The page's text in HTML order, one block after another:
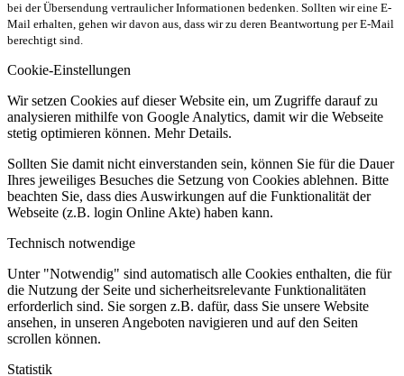
bei der Übersendung vertraulicher Informationen bedenken. Sollten wir eine E-
Mail erhalten, gehen wir davon aus, dass wir zu deren Beantwortung per E-Mail
berechtigt sind.
Cookie-Einstellungen
Wir setzen Cookies auf dieser Website ein, um Zugriffe darauf zu
analysieren mithilfe von Google Analytics, damit wir die Webseite
stetig optimieren können. Mehr Details.
Sollten Sie damit nicht einverstanden sein, können Sie für die Dauer
Ihres jeweiliges Besuches die Setzung von Cookies ablehnen. Bitte
beachten Sie, dass dies Auswirkungen auf die Funktionalität der
Webseite (z.B. login Online Akte) haben kann.
Technisch notwendige
Unter "Notwendig" sind automatisch alle Cookies enthalten, die für
die Nutzung der Seite und sicherheitsrelevante Funktionalitäten
erforderlich sind. Sie sorgen z.B. dafür, dass Sie unsere Website
ansehen, in unseren Angeboten navigieren und auf den Seiten
scrollen können.
Statistik